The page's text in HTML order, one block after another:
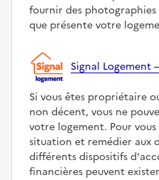
fournir des
que présente votre
Signal Logement
Si vous êtes propriétaire
non décent, vous ne
votre logement. Pour
situation et remédier aux
différents dispositifs
financières peuvent